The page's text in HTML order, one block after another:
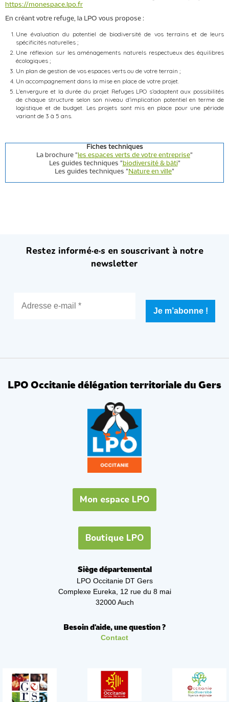
https://monespace.lpo.fr
En créant votre refuge, la LPO vous propose :
Une évaluation du potentiel de biodiversité de vos terrains et de leurs
spécificités naturelles ;
Une réflexion sur les aménagements naturels respectueux des équilibres
écologiques ;
Un plan de gestion de vos espaces verts ou de votre terrain ;
Un accompagnement dans la mise en place de votre projet.
L’envergure et la durée du projet Refuges LPO s’adaptent aux possibilités
de chaque structure selon son niveau d’implication potentiel en terme de
logistique et de budget. Les projets sont mis en place pour une période
variant de 3 à 5 ans.
Fiches techniques
La brochure " les espaces verts de votre entreprise"
Les guides techniques " biodiversité & bâti"
Les guides techniques " Nature en ville"
Restez informé·e·s en souscrivant à notre
newsletter
LPO Occitanie délégation territoriale du Gers
Mon espace LPO
Boutique LPO
Siège départemental
LPO Occitanie DT Gers
Complexe Eureka, 12 rue du 8 mai
32000 Auch
Besoin d'aide, une question ?
Contact